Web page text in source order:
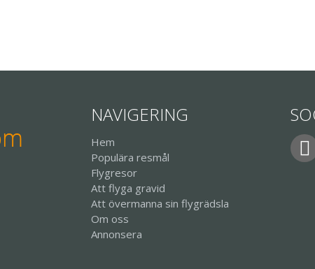
NAVIGERING
Hem
Populära resmål
Flygresor
Att flyga gravid
Att övermanna sin flygrädsla
Om oss
Annonsera